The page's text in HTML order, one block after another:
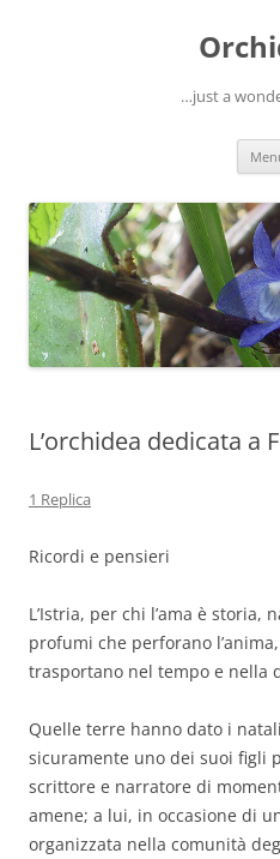
…just a
L’orchidea dedicata a
1 Replica
Ricordi e pensieri
L’Istria, per chi l’ama è storia,
profumi che perforano
trasportano nel tempo e nella
Quelle terre hanno dato i
sicuramente uno dei suoi figli
scrittore e narratore di
amene; a lui, in occasione di
organizzata nella comunità